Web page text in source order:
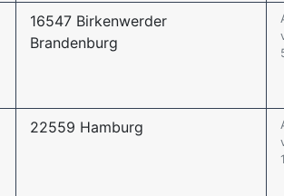
16547 Birkenwerder
Brandenburg
22559 Hamburg